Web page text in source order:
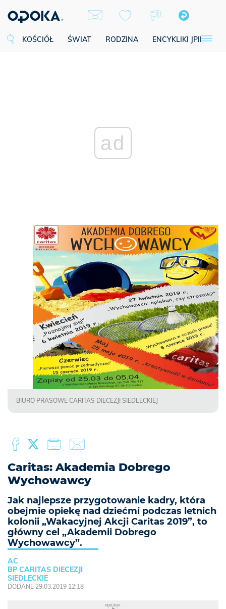
KOŚCIÓŁ ŚWIAT RODZINA ENCYKLIKI JPII
ad
BIURO PRASOWE CARITAS DIECEZJI SIEDLECKIEJ
Caritas: Akademia Dobrego
Wychowawcy
Jak najlepsze przygotowanie kadry, która
obejmie opiekę nad dziećmi podczas letnich
kolonii „Wakacyjnej Akcji Caritas 2019”, to
główny cel „Akademii Dobrego
Wychowawcy”.
AC
BP CARITAS DIECEZJI
SIEDLECKIE
DODANE 29.03.2019 12:18
REKLAMA